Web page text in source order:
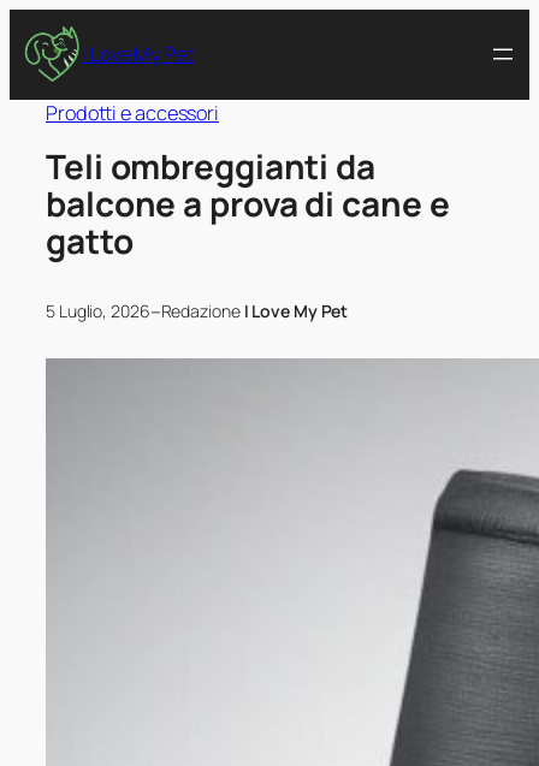
I Love My Pet
Prodotti e accessori
Teli ombreggianti da
balcone a prova di cane e
gatto
5 Luglio, 2026–Redazione I Love My Pet